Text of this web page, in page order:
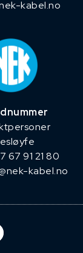
kabel.no
67 91 21 80
kabel.no